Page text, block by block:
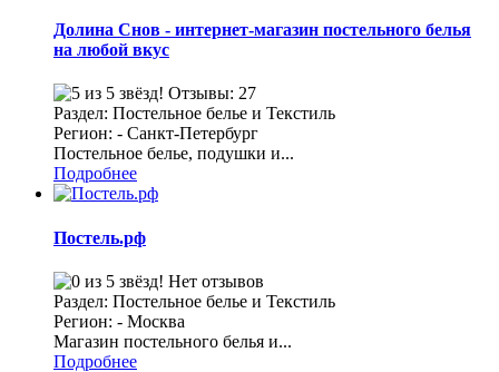
Долина Снов - интернет-магазин постельного белья
на любой вкус
Отзывы: 27
Раздел: Постельное белье и Текстиль
Регион: - Санкт-Петербург
Постельное белье, подушки и...
Подробнее
Постель.рф
Нет отзывов
Раздел: Постельное белье и Текстиль
Регион: - Москва
Магазин постельного белья и...
Подробнее